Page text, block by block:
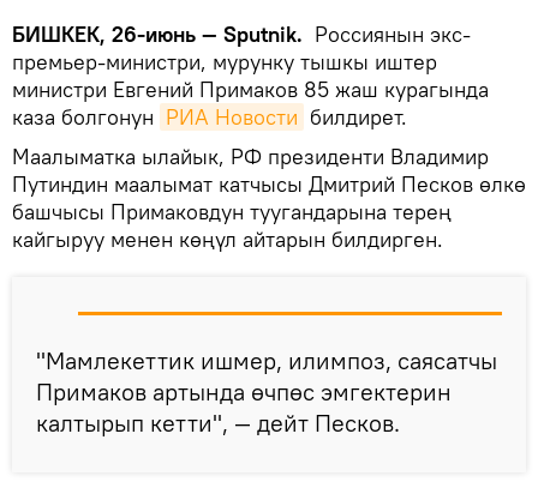
БИШКЕК, 26-июнь — Sputnik. Россиянын экс-
премьер-министри, мурунку тышкы иштер
министри Евгений Примаков 85 жаш курагында
каза болгонун РИА Новости билдирет.
Маалыматка ылайык, РФ президенти Владимир
Путиндин маалымат катчысы Дмитрий Песков өлкө
башчысы Примаковдун туугандарына терең
кайгыруу менен көңүл айтарын билдирген.
"Мамлекеттик ишмер, илимпоз, саясатчы
Примаков артында өчпөс эмгектерин
калтырып кетти", — дейт Песков.